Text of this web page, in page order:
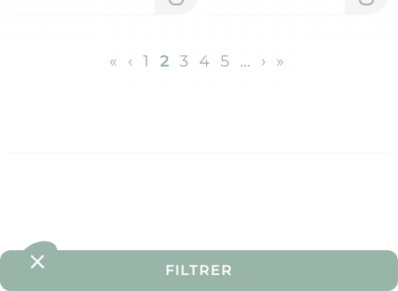
FILTRER
« ‹ 1 2 3 4 5 ... › »